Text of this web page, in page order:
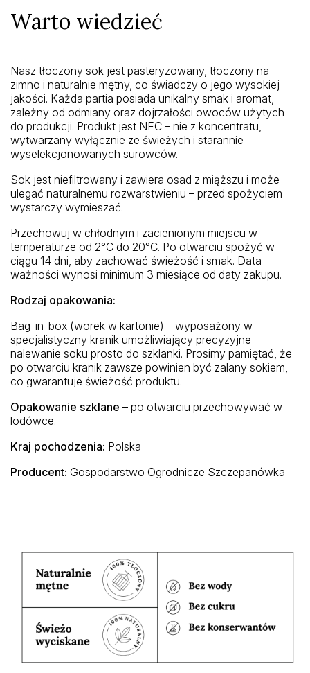
Warto wiedzieć
Nasz tłoczony sok jest pasteryzowany, tłoczony na
zimno i naturalnie mętny, co świadczy o jego wysokiej
jakości. Każda partia posiada unikalny smak i aromat,
zależny od odmiany oraz dojrzałości owoców użytych
do produkcji. Produkt jest NFC – nie z koncentratu,
wytwarzany wyłącznie ze świeżych i starannie
wyselekcjonowanych surowców.
Sok jest niefiltrowany i zawiera osad z miąższu i może
ulegać naturalnemu rozwarstwieniu – przed spożyciem
wystarczy wymieszać.
Przechowuj w chłodnym i zacienionym miejscu w
temperaturze od 2°C do 20°C. Po otwarciu spożyć w
ciągu 14 dni, aby zachować świeżość i smak. Data
ważności wynosi minimum 3 miesiące od daty zakupu.
Rodzaj opakowania:
Bag-in-box (worek w kartonie) – wyposażony w
specjalistyczny kranik umożliwiający precyzyjne
nalewanie soku prosto do szklanki. Prosimy pamiętać, że
po otwarciu kranik zawsze powinien być zalany sokiem,
co gwarantuje świeżość produktu.
Opakowanie szklane – po otwarciu przechowywać w
lodówce.
Kraj pochodzenia: Polska
Producent: Gospodarstwo Ogrodnicze Szczepanówka